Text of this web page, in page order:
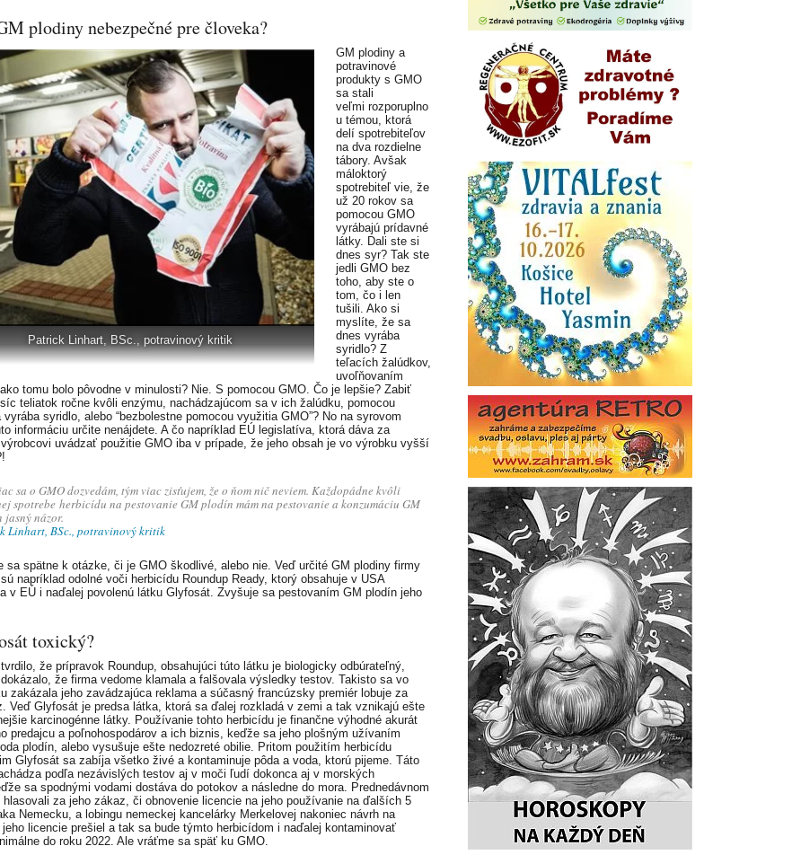
plodiny nebezpečné pre človeka?
Patrick Linhart, BSc., potravinový kritik
GM plodiny a
potravinové
produkty s GMO
sa stali
veľmi rozporuplno
u témou, ktorá
delí spotrebiteľov
na dva rozdielne
tábory. Avšak
máloktorý
spotrebiteľ vie, že
už 20 rokov sa
pomocou GMO
vyrábajú prídavné
látky. Dali ste si
dnes syr? Tak ste
jedli GMO bez
toho, aby ste o
tom, čo i len
tušili. Ako si
myslíte, že sa
dnes vyrába
syridlo? Z
teľacích žalúdkov,
uvoľňovaním
tomu bolo pôvodne v minulosti? Nie. S pomocou GMO. Čo je lepšie? Zabiť
teliatok ročne kvôli enzýmu, nachádzajúcom sa v ich žalúdku, pomocou
vyrába syridlo, alebo “bezbolestne pomocou využitia GMO”? No na syrovom
informáciu určite nenájdete. A čo napríklad EÚ legislatíva, ktorá dáva za
uvádzať použitie GMO iba v prípade, že jeho obsah je vo výrobku vyšší
sa o GMO dozvedám, tým viac zisťujem, že o ňom nič neviem. Každopádne kvôli
spotrebe herbicídu na pestovanie GM plodín mám na pestovanie a konzumáciu GM
názor.
Linhart, BSc., potravinový kritik
sa spätne k otázke, či je GMO škodlivé, alebo nie. Veď určité GM plodiny firmy
napríklad odolné voči herbicídu Roundup Ready, ktorý obsahuje v USA
v EÚ i naďalej povolenú látku Glyfosát. Zvyšuje sa pestovaním GM plodín jeho
toxický?
tvrdilo, že prípravok Roundup, obsahujúci túto látku je biologicky odbúrateľný,
že firma vedome klamala a falšovala výsledky testov. Takisto sa vo
zakázala jeho zavádzajúca reklama a súčasný francúzsky premiér lobuje za
Veď Glyfosát je predsa látka, ktorá sa ďalej rozkladá v zemi a tak vznikajú ešte
karcinogénne látky. Používanie tohto herbicídu je finančne výhodné akurát
predajcu a poľnohospodárov a ich biznis, keďže sa jeho plošným užívaním
plodín, alebo vysušuje ešte nedozreté obilie. Pritom použitím herbicídu
Glyfosát sa zabíja všetko živé a kontaminuje pôda a voda, ktorú pijeme. Táto
podľa nezávislých testov aj v moči ľudí dokonca aj v morských
sa spodnými vodami dostáva do potokov a následne do mora. Prednedávnom
hlasovali za jeho zákaz, či obnovenie licencie na jeho používanie na ďalších 5
Nemecku, a lobingu nemeckej kancelárky Merkelovej nakoniec návrh na
jeho licencie prešiel a tak sa bude týmto herbicídom i naďalej kontaminovať
do roku 2022. Ale vráťme sa späť ku GMO.